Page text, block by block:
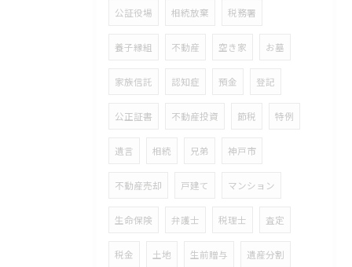
公証役場 相続放棄 税務署
養子縁組 不動産 空き家 お墓
家族信託 認知症 預金 登記
公正証書 不動産投資 節税 特例
遺言 相続 兄弟 神戸市
不動産売却 戸建て マンション
生命保険 弁護士 税理士 査定
税金 土地 生前贈与 遺産分割